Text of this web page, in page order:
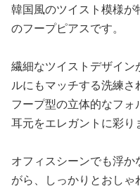
韓国風のツイスト模様
のフープピアスです。
繊細なツイストデザイン
ルにもマッチする洗練さ
フープ型の立体的なフ
耳元をエレガントに彩り
オフィスシーンでも浮
がら、しっかりとおし